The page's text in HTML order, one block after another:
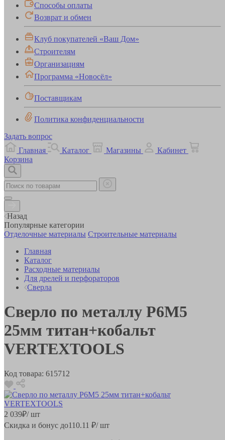
Способы оплаты
Возврат и обмен
Клуб покупателей «Ваш Дом»
Строителям
Организациям
Программа «Новосёл»
Поставщикам
Политика конфиденциальности
Задать вопрос
Главная
Каталог Магазины
Кабинет
Корзина
Назад
Популярные категории
Отделочные материалы Строительные материалы
Главная
Каталог
Расходные материалы
Для дрелей и перфораторов
Сверла
Сверло по металлу Р6М5
25мм титан+кобальт
VERTEXTOOLS
Код товара: 615712
2 039₽/ шт
Скидка и бонус до110.11 ₽/ шт